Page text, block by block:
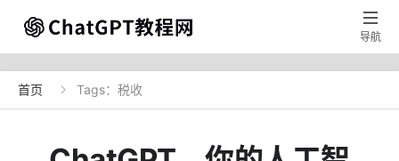

导航
首页  Tags：税收